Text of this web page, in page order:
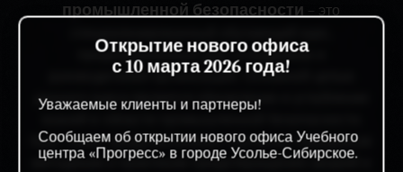
Открытие нового офиса
с 10 марта 2026 года!
Уважаемые клиенты и партнеры!
Сообщаем об открытии нового офиса Учебного
центра «Прогресс» в городе Усолье-Сибирское.
промышленной безопасности – это
предназначенный для сотрудников и
руководителей организаций. Основной целью
данного курса является обновление и углубление
Курс также предусматривает обучение передовым
методикам и практикам предотвращения аварий и